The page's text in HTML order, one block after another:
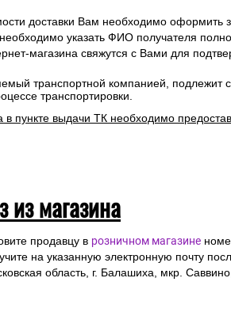
доставки Вам необходимо оформить
указать ФИО получателя
магазина свяжутся с Вами для
транспортной компанией,
транспортировки.
в пункте выдачи ТК необходимо
из магазина
продавцу в розничном магазине
на указанную электронную почту
область, г. Балашиха, мкр.